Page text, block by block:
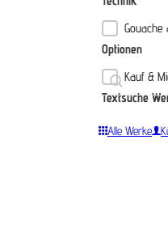
Technik
Optionen
Optionen
Kauf &
Textsuche
Textsuche
Textsuche
Alle Werke